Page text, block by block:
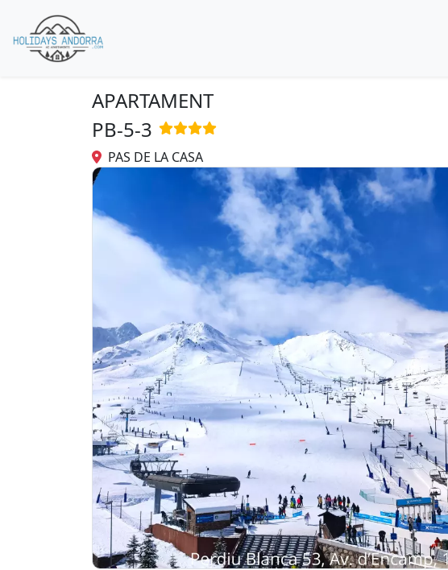
APARTAMENT
PB-5-3
PAS DE LA CASA